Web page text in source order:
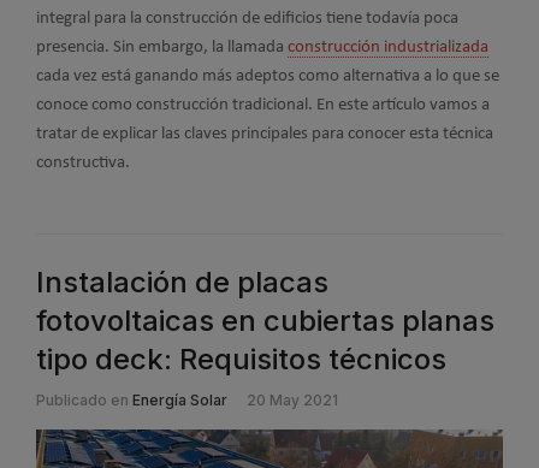
integral para la construcción de edificios tiene todavía poca
presencia. Sin embargo, la llamada construcción industrializada
cada vez está ganando más adeptos como alternativa a lo que se
conoce como construcción tradicional. En este artículo vamos a
tratar de explicar las claves principales para conocer esta técnica
constructiva.
Instalación de placas
fotovoltaicas en cubiertas planas
tipo deck: Requisitos técnicos
Publicado en Energía Solar 20 May 2021